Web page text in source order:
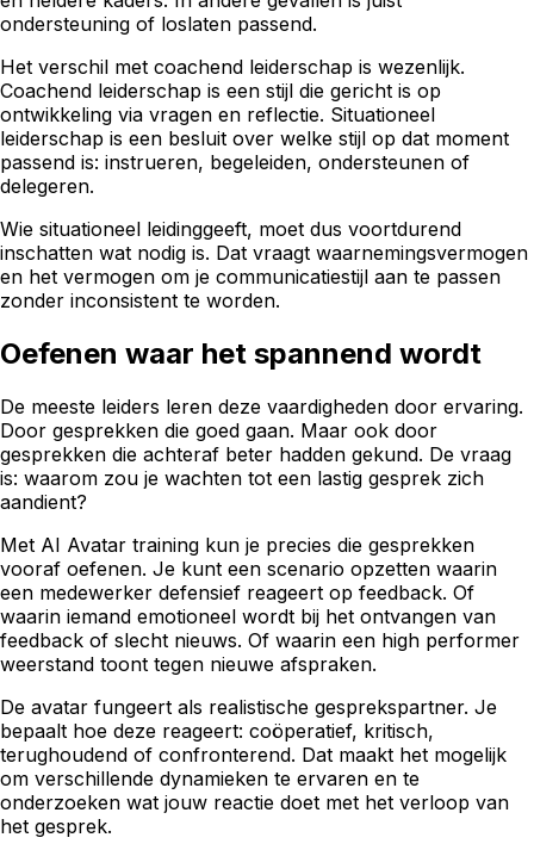
ondersteuning of loslaten passend.
Het verschil met coachend leiderschap is wezenlijk.
Coachend leiderschap is een stijl die gericht is op
ontwikkeling via vragen en reflectie. Situationeel
leiderschap is een besluit over welke stijl op dat moment
passend is: instrueren, begeleiden, ondersteunen of
delegeren.
Wie situationeel leidinggeeft, moet dus voortdurend
inschatten wat nodig is. Dat vraagt waarnemingsvermogen
en het vermogen om je communicatiestijl aan te passen
zonder inconsistent te worden.
Oefenen waar het spannend wordt
De meeste leiders leren deze vaardigheden door ervaring.
Door gesprekken die goed gaan. Maar ook door
gesprekken die achteraf beter hadden gekund. De vraag
is: waarom zou je wachten tot een lastig gesprek zich
aandient?
Met AI Avatar training kun je precies die gesprekken
vooraf oefenen. Je kunt een scenario opzetten waarin
een medewerker defensief reageert op feedback. Of
waarin iemand emotioneel wordt bij het ontvangen van
feedback of slecht nieuws. Of waarin een high performer
weerstand toont tegen nieuwe afspraken.
De avatar fungeert als realistische gesprekspartner. Je
bepaalt hoe deze reageert: coöperatief, kritisch,
terughoudend of confronterend. Dat maakt het mogelijk
om verschillende dynamieken te ervaren en te
onderzoeken wat jouw reactie doet met het verloop van
het gesprek.